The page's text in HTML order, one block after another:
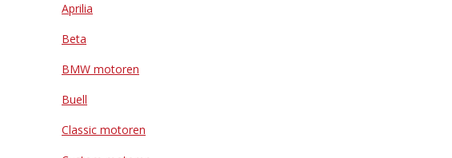
Aprilia
Beta
BMW motoren
Buell
Classic motoren